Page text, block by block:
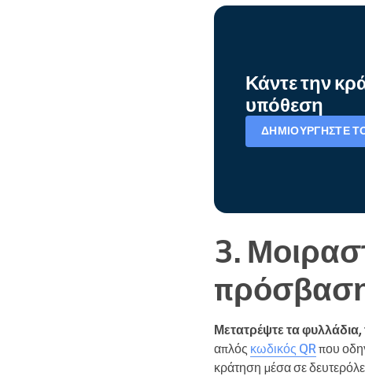
Κάντε την
υπόθεση
ΔΗΜΙΟΥΡΓΉΣΤΕ
3.
Μετατρέψτε τα φυλλάδια,
απλός κωδικός QR που
κράτηση μέσα σε